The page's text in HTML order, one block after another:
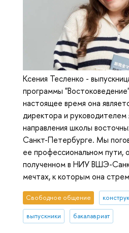
Ксения Тесленко -
программы
настоящее время она
директора и руководителем
направления школы
Санкт-Петербурге. Мы
ее профессиональном пути,
полученном в НИУ ВШЭ-
мечтах, к которым она
Свободное общение
выпускники бакалавриат